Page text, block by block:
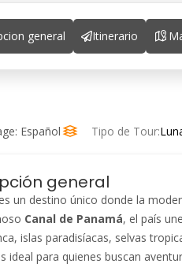
general Itinerario
Español Tipo de Tour:
general
es un destino único donde la
Canal de Panamá, el país
islas paradisíacas, selvas
ideal para quienes buscan